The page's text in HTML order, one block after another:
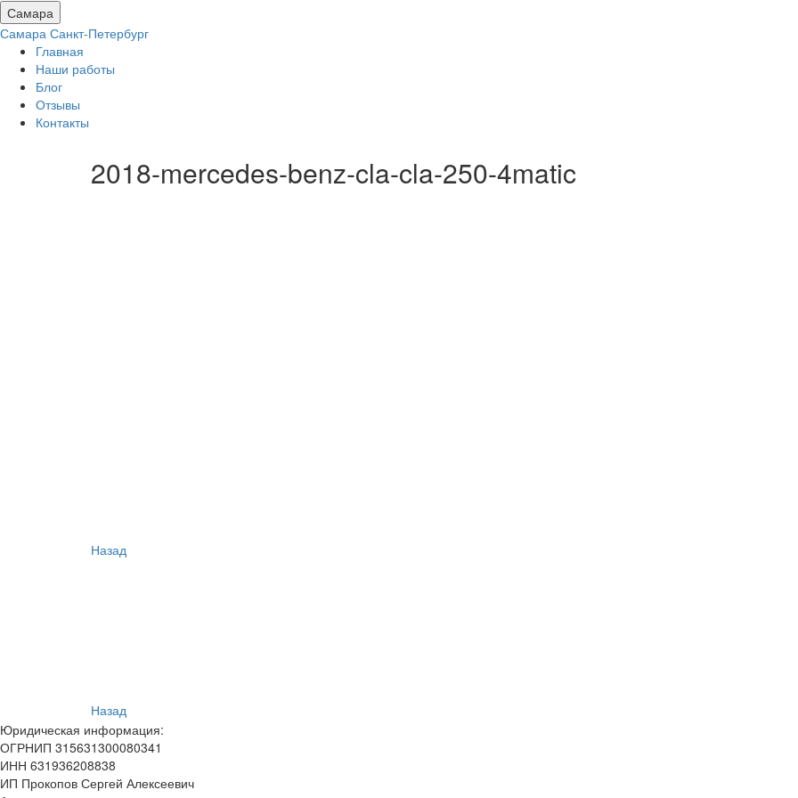
Самара
Самара Санкт-Петербург
Главная
Наши работы
Блог
Отзывы
Контакты
2018-mercedes-benz-cla-cla-250-4matic
Назад
Назад
Юридическая информация:
ОГРНИП 315631300080341
ИНН 631936208838
ИП Прокопов Сергей Алексеевич